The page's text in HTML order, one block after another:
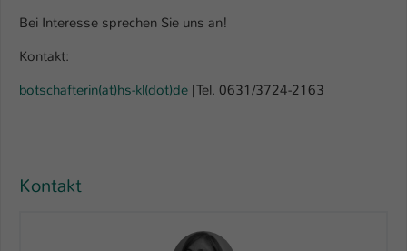
Bei Interesse sprechen Sie uns an!
Kontakt:
botschafterin(at)hs-kl(dot)de | Tel. 0631/3724-2163
Kontakt